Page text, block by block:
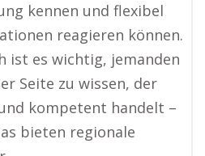
kennen und flexibel
reagieren können.
ist es wichtig, jemanden
Seite zu wissen, der
kompetent handelt –
bieten regionale